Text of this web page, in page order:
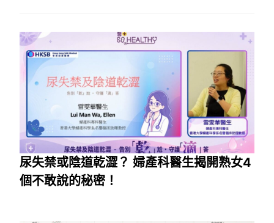
尿失禁或陰道乾澀？ 婦產科醫生揭開熟女4
個不敢說的秘密！